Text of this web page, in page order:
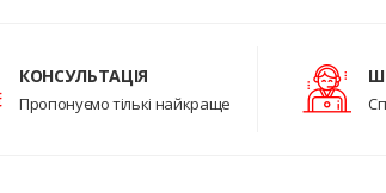
КОНСУЛЬТАЦІЯ
Пропонуємо тількі найкраще